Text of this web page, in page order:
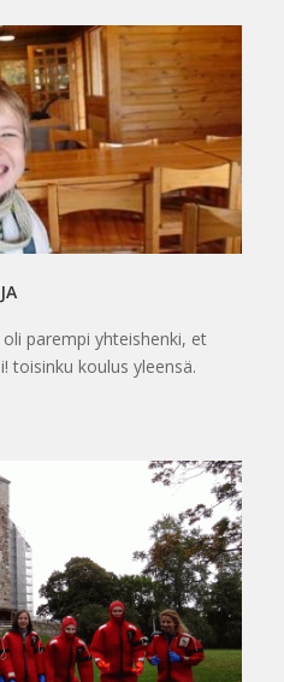
parempi yhteishenki, et
toisinku koulus yleensä.